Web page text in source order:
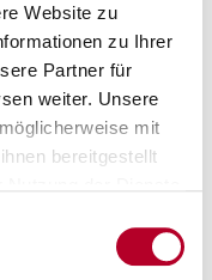
Website zu
zu Ihrer
Partner für
weiter. Unsere
mit
bereitgestellt